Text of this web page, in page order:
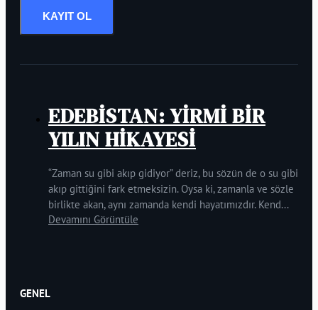
KAYIT OL
EDEBİSTAN: YİRMİ BİR
YILIN HİKAYESİ
“Zaman su gibi akıp gidiyor” deriz, bu sözün de o su gibi
akıp gittiğini fark etmeksizin. Oysa ki, zamanla ve sözle
birlikte akan, aynı zamanda kendi hayatımızdır. Kend...
Devamını Görüntüle
GENEL